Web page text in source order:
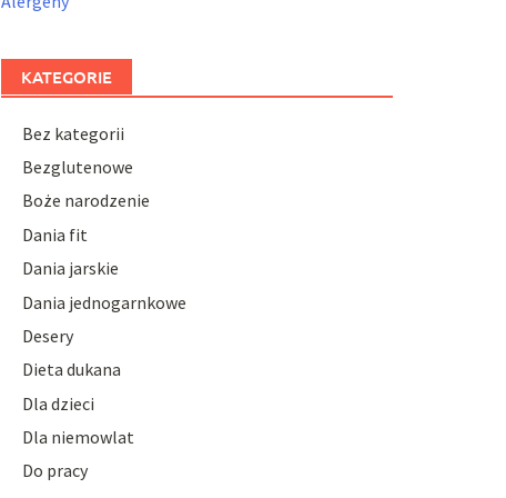
KATEGORIE
Bez kategorii
Bezglutenowe
Boże narodzenie
Dania fit
Dania jarskie
Dania jednogarnkowe
Desery
Dieta dukana
Dla dzieci
Dla niemowlat
Do pracy